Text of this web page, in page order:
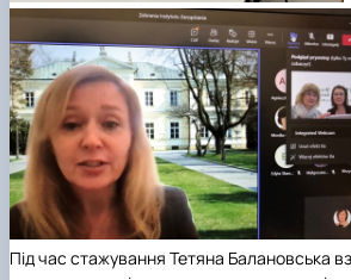
Під час стажування Тетяна Балановська